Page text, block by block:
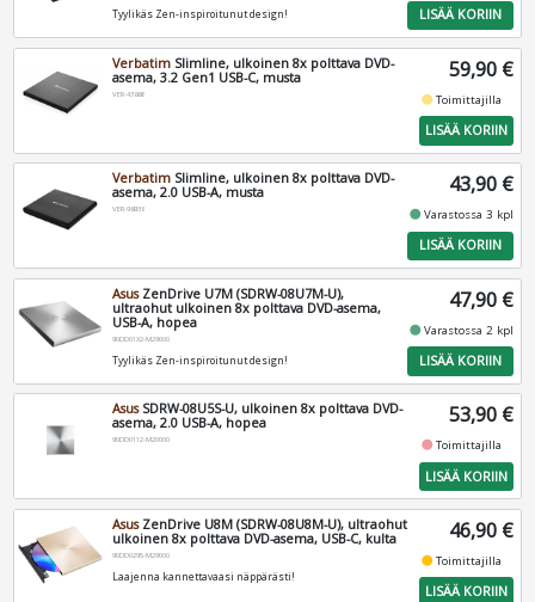
Tyylikäs Zen-inspiroitunut design! LISÄÄ KORIIN
Verbatim Slimline, ulkoinen 8x polttava DVD-
asema, 3.2 Gen1 USB-C, musta
VER-43886
59,90 €
fiber_manual_recordToimittajilla
LISÄÄ KORIIN
Verbatim Slimline, ulkoinen 8x polttava DVD-
asema, 2.0 USB-A, musta
VER-98938
43,90 €
fiber_manual_recordVarastossa 3 kpl
LISÄÄ KORIIN
AsusZenDrive U7M (SDRW-08U7M-U),
ultraohut ulkoinen 8x polttava DVD-asema,
USB-A, hopea
90DD01X2-M29000
Tyylikäs Zen-inspiroitunut design!
47,90 €
fiber_manual_recordVarastossa 2 kpl
LISÄÄ KORIIN
AsusSDRW-08U5S-U, ulkoinen 8x polttava DVD-
asema, 2.0 USB-A, hopea
90DD0112-M20000
53,90 €
fiber_manual_recordToimittajilla
LISÄÄ KORIIN
AsusZenDrive U8M (SDRW-08U8M-U), ultraohut
ulkoinen 8x polttava DVD-asema, USB-C, kulta
90DD0295-M29000
Laajenna kannettavaasi näppärästi!
46,90 €
fiber_manual_recordToimittajilla
LISÄÄ KORIIN